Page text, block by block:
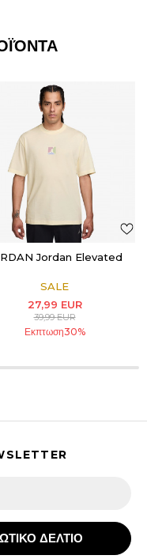
Jordan Elevated
SALE
27,99 EUR
39,99EUR
Εκπτωση30%
ΔΕΛΤΙΟ